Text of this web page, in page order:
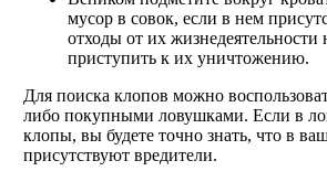
мусор в совок, если в нем
отходы от их жизнедеятельности
приступить к их уничтожению.
Для поиска клопов можно
либо покупными ловушками. Если в
клопы, вы будете точно знать, что в
присутствуют вредители.